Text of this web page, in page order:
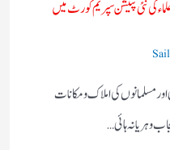
کی نئی پٹیشن سپریم کورٹ میں
مسلمانوں کی املاک و مکانات
و ہریانہ ہائی…